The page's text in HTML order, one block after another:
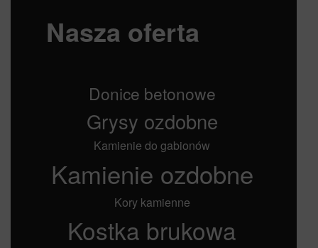
Nasza oferta
Donice betonowe
Grysy ozdobne
Kamienie do gabionów
Kamienie ozdobne
Kory kamienne
Kostka brukowa